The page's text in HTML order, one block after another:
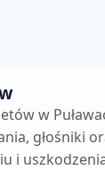
w
głośniki
i